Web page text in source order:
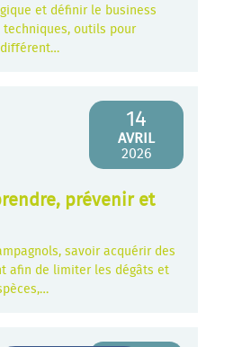
et définir le business
techniques, outils pour
différent…
14
AVRIL
2026
prévenir et
savoir acquérir des
afin de limiter les dégâts et